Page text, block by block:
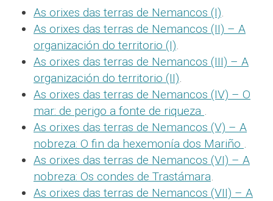
As orixes das terras de Nemancos (I).
As orixes das terras de Nemancos (II) – A
organización do territorio (I).
As orixes das terras de Nemancos (III) – A
organización do territorio (II).
As orixes das terras de Nemancos (IV) – O
mar: de perigo a fonte de riqueza .
As orixes das terras de Nemancos (V) – A
nobreza: O fin da hexemonía dos Mariño .
As orixes das terras de Nemancos (VI) – A
nobreza: Os condes de Trastámara.
As orixes das terras de Nemancos (VII) – A